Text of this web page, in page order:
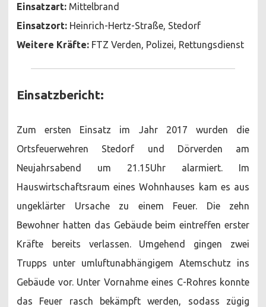
Einsatzart: Mittelbrand
Einsatzort: Heinrich-Hertz-Straße, Stedorf
Weitere Kräfte: FTZ Verden, Polizei, Rettungsdienst
Einsatzbericht:
Zum ersten Einsatz im Jahr 2017 wurden die
Ortsfeuerwehren Stedorf und Dörverden am
Neujahrsabend um 21.15Uhr alarmiert. Im
Hauswirtschaftsraum eines Wohnhauses kam es aus
ungeklärter Ursache zu einem Feuer. Die zehn
Bewohner hatten das Gebäude beim eintreffen erster
Kräfte bereits verlassen. Umgehend gingen zwei
Trupps unter umluftunabhängigem Atemschutz ins
Gebäude vor. Unter Vornahme eines C-Rohres konnte
das Feuer rasch bekämpft werden, sodass zügig